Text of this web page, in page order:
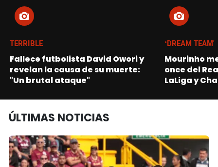
TERRIBLE
Fallece futbolista David Owori y
revelan la causa de su muerte:
"Un brutal ataque"
‘DREAM TEAM'
Mourinho
once del
LaLiga y
ÚLTIMAS NOTICIAS